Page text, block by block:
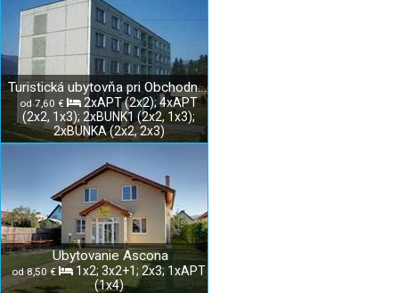
Turistická ubytovňa pri Obchodnej akadémii v Rožňave
od 7,60 €
2xAPT (2x2); 4xAPT
(2x2, 1x3); 2xBUNK1 (2x2, 1x3);
2xBUNKA (2x2, 2x3)
Ubytovanie Ascona
od 8,50 €
1x2; 3x2+1; 2x3; 1xAPT
(1x4)